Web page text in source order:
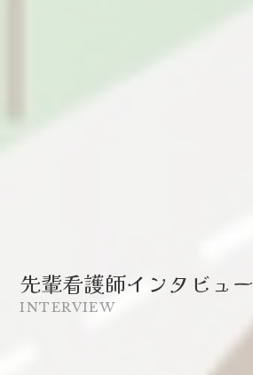
先輩看護師インタビュー
INTERVIEW